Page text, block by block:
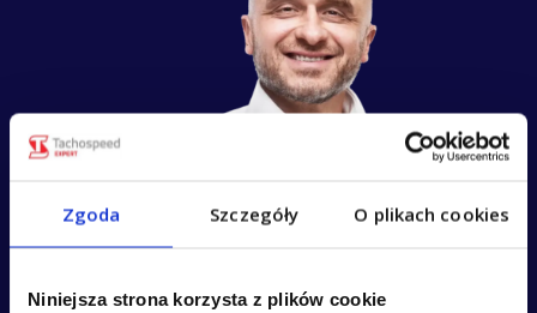
Zgoda Szczegóły O plikach cookies
Niniejsza strona korzysta z plików cookie